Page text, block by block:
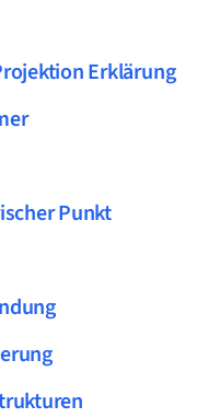
Erklärung
Punkt